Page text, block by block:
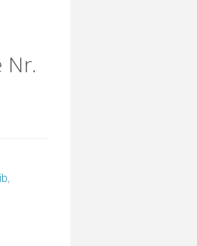
Nr.
,